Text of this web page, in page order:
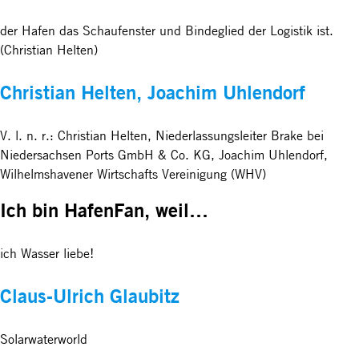
der Hafen das Schaufenster und Bindeglied der Logistik ist.
(Christian Helten)
Christian Helten, Joachim Uhlendorf
V. l. n. r.: Christian Helten, Niederlassungsleiter Brake bei
Niedersachsen Ports GmbH & Co. KG, Joachim Uhlendorf,
Wilhelmshavener Wirtschafts Vereinigung (WHV)
Ich bin HafenFan, weil…
ich Wasser liebe!
Claus-Ulrich Glaubitz
Solarwaterworld